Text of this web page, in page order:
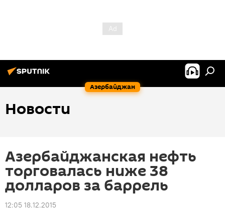
Азербайджан
Новости
Азербайджанская нефть
торговалась ниже 38
долларов за баррель
12:05 18.12.2015